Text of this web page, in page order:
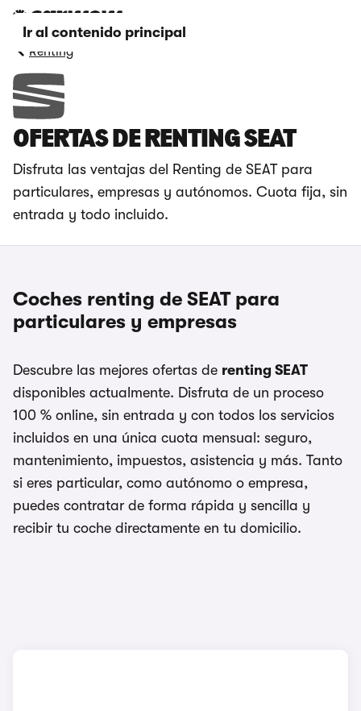
Ir al contenido principal
Renting
OFERTAS DE RENTING SEAT
Disfruta las ventajas del Renting de SEAT para
particulares, empresas y autónomos. Cuota fija, sin
entrada y todo incluido.
Coches renting de SEAT para
particulares y empresas
Descubre las mejores ofertas de renting SEAT
disponibles actualmente. Disfruta de un proceso
100 % online, sin entrada y con todos los servicios
incluidos en una única cuota mensual: seguro,
mantenimiento, impuestos, asistencia y más. Tanto
si eres particular, como autónomo o empresa,
puedes contratar de forma rápida y sencilla y
recibir tu coche directamente en tu domicilio.